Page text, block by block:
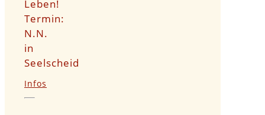
Leben!
Termin:
N.N.
in
Seelscheid
Infos